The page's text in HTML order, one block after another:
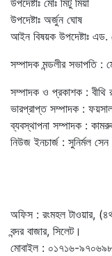
উপদেষ্টাঃ অর্জুন ঘোষ
আইন বিষয়ক উপদেষ্টাঃ
সম্পাদক মন্ডলীর সভাপতি :
সম্পাদক ও প্রকাশক : বীথি
ভারপ্রাপ্ত সম্পাদক :
ব্যবস্থাপনা সম্পাদক :
নিউজ ইনচার্জ : সুনির্মল সেন
অফিস : রংমহল টাওয়ার,
বন্দর বাজার, সিলেট।
মোবাইল : ০১৭১৬-৯৭০৬৯৮